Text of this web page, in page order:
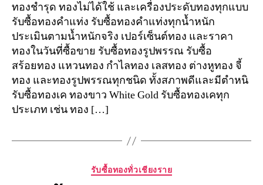
ทองชำรุด ทองไม่ได้ใช้ และเครื่องประดับทองทุกแบบ
รับซื้อทองคำแท่ง รับซื้อทองคำแท่งทุกน้ำหนัก
ประเมินตามน้ำหนักจริง เปอร์เซ็นต์ทอง และราคา
ทองในวันที่ซื้อขาย รับซื้อทองรูปพรรณ รับซื้อ
สร้อยทอง แหวนทอง กำไลทอง เลสทอง ต่างหูทอง จี้
ทอง และทองรูปพรรณทุกชนิด ทั้งสภาพดีและมีตำหนิ
รับซื้อทองเค ทองขาว White Gold รับซื้อทองเคทุก
ประเภท เช่น ทอง […]
Categories
รับซื้อทองทั่วเชียงราย